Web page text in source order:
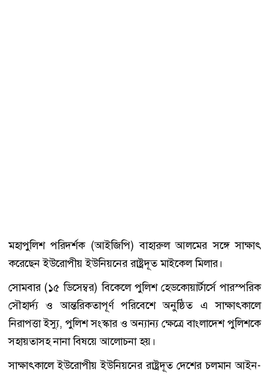
মহাপুলিশ পরিদর্শক (আইজিপি) বাহারুল আলমের সঙ্গে সাক্ষাৎ
করেছেন ইউরোপীয় ইউনিয়নের রাষ্ট্রদূত মাইকেল মিলার।
সোমবার (১৫ ডিসেম্বর) বিকেলে পুলিশ হেডকোয়ার্টার্সে পারস্পরিক
সৌহার্দ্য ও আন্তরিকতাপূর্ণ পরিবেশে অনুষ্ঠিত এ সাক্ষাৎকালে
নিরাপত্তা ইস্যু, পুলিশ সংস্কার ও অন্যান্য ক্ষেত্রে বাংলাদেশ পুলিশকে
সহায়তাসহ নানা বিষয়ে আলোচনা হয়।
সাক্ষাৎকালে ইউরোপীয় ইউনিয়নের রাষ্ট্রদূত দেশের চলমান আইন-